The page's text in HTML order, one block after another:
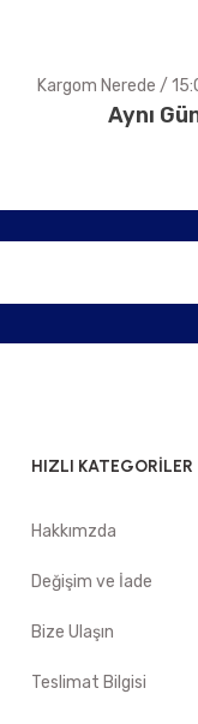
Kargom Nerede /
Aynı
HIZLI KATEGORİLER
Hakkımzda
Değişim ve İade
Bize Ulaşın
Teslimat Bilgisi